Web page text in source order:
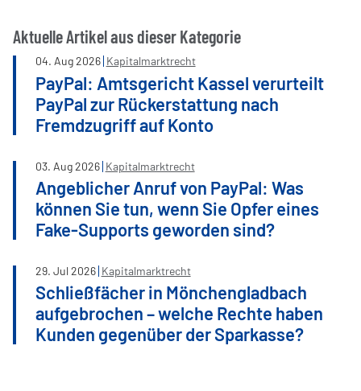
Aktuelle Artikel aus dieser Kategorie
04. Aug2026 Kapitalmarktrecht
PayPal: Amtsgericht Kassel verurteilt
PayPal zur Rückerstattung nach
Fremdzugriff auf Konto
03. Aug2026 Kapitalmarktrecht
Angeblicher Anruf von PayPal: Was
können Sie tun, wenn Sie Opfer eines
Fake-Supports geworden sind?
29. Jul 2026 Kapitalmarktrecht
Schließfächer in Mönchengladbach
aufgebrochen – welche Rechte haben
Kunden gegenüber der Sparkasse?